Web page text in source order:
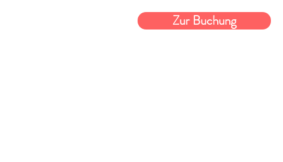
Zur Buchung